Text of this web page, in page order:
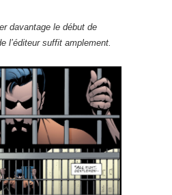
davantage le début de
l’éditeur suffit amplement.